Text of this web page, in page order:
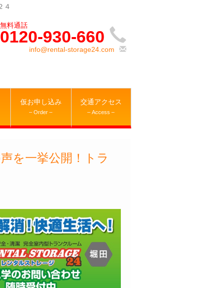
４
0120-930-660
info@rental-storage24.com
仮お申し込み
– Order –
交通アクセス
– Access –
を一挙公開！トラ